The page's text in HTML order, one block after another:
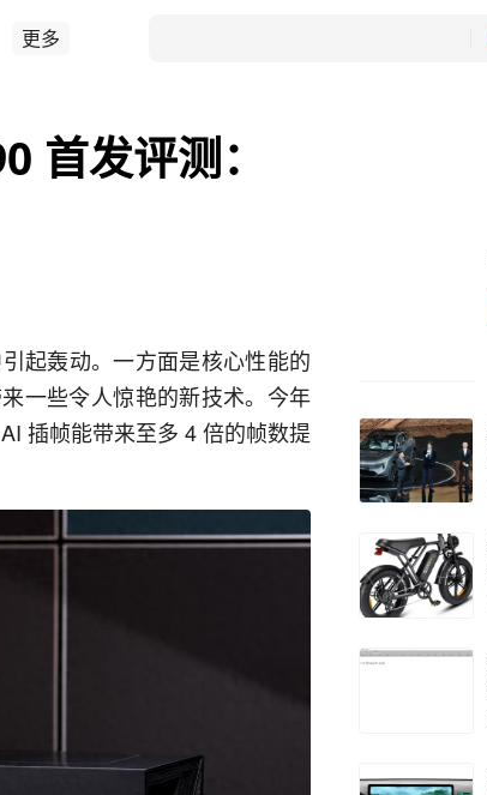
更多
首发评测：
一些令人惊艳的新技术。今年
插帧能带来至多 4 倍的帧数提